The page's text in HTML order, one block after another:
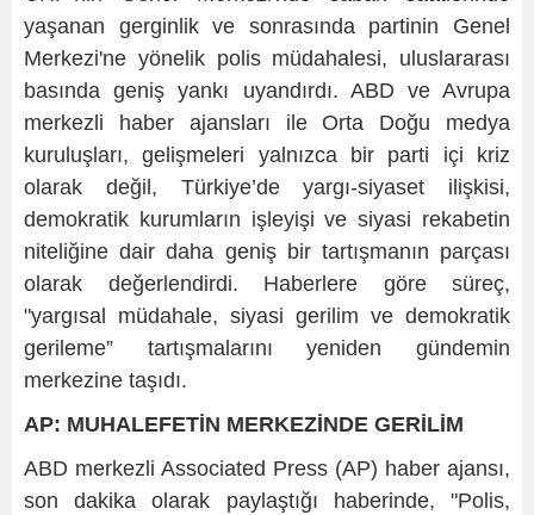
yaşanan gerginlik ve sonrasında partinin Genel
Merkezi'ne yönelik polis müdahalesi, uluslararası
basında geniş yankı uyandırdı. ABD ve Avrupa
merkezli haber ajansları ile Orta Doğu medya
kuruluşları, gelişmeleri yalnızca bir parti içi kriz
olarak değil, Türkiye’de yargı-siyaset ilişkisi,
demokratik kurumların işleyişi ve siyasi rekabetin
niteliğine dair daha geniş bir tartışmanın parçası
olarak değerlendirdi. Haberlere göre süreç,
"yargısal müdahale, siyasi gerilim ve demokratik
gerileme” tartışmalarını yeniden gündemin
merkezine taşıdı.
AP: MUHALEFETİN MERKEZİNDE GERİLİM
ABD merkezli Associated Press (AP) haber ajansı,
son dakika olarak paylaştığı haberinde, "Polis,